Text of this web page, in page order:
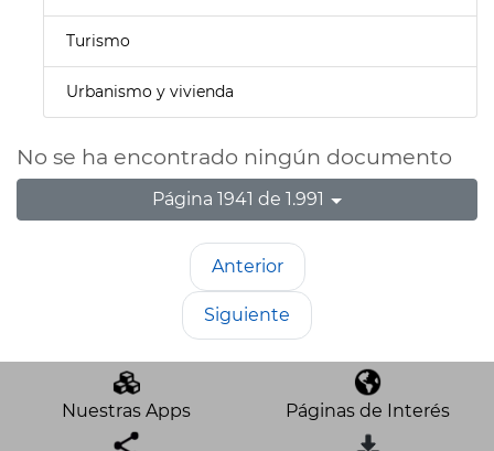
Turismo
Urbanismo y vivienda
No se ha encontrado ningún documento
Página 1941 de 1.991
Anterior
Siguiente
Nuestras Apps Páginas de Interés